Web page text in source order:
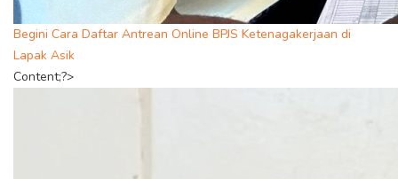
Begini Cara Daftar Antrean Online BPJS Ketenagakerjaan di
Lapak Asik
Content;?>